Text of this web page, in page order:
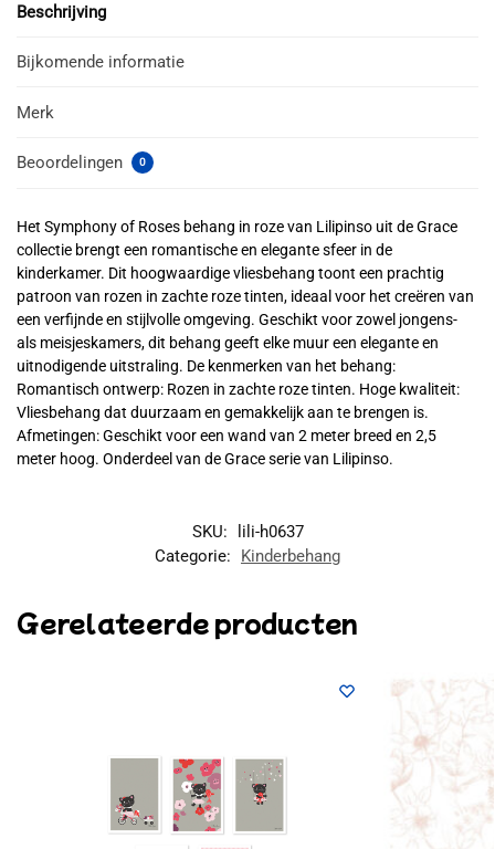
Beschrijving
Bijkomende informatie
Merk
Beoordelingen 0
Het Symphony of Roses behang in roze van Lilipinso uit de Grace
collectie brengt een romantische en elegante sfeer in de
kinderkamer. Dit hoogwaardige vliesbehang toont een prachtig
patroon van rozen in zachte roze tinten, ideaal voor het creëren van
een verfijnde en stijlvolle omgeving. Geschikt voor zowel jongens-
als meisjeskamers, dit behang geeft elke muur een elegante en
uitnodigende uitstraling. De kenmerken van het behang:
Romantisch ontwerp: Rozen in zachte roze tinten. Hoge kwaliteit:
Vliesbehang dat duurzaam en gemakkelijk aan te brengen is.
Afmetingen: Geschikt voor een wand van 2 meter breed en 2,5
meter hoog. Onderdeel van de Grace serie van Lilipinso.
SKU:
lili-h0637
Categorie:
Kinderbehang
Gerelateerde producten